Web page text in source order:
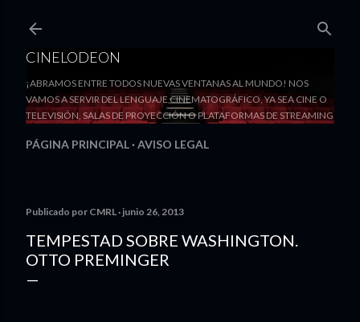
CINELODEON
¡ABRAMOS ENTRE TODOS NUEVAS VENTANAS AL MUNDO! NOS
VAMOS A SERVIR DEL LENGUAJE CINEMATOGRÁFICO, YA SEA CINE O
TELEVISIÓN, SALAS DE PROYECCIÓN O PLATAFORMAS DE STREAMING
PÁGINA PRINCIPAL AVISO LEGAL
Publicado por CMRL junio 26, 2013
TEMPESTAD SOBRE WASHINGTON.
OTTO PREMINGER